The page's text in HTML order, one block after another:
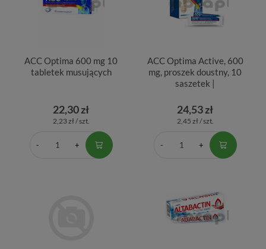
ACC Optima 600 mg 10
tabletek musujących
22,30 zł
2,23 zł / szt.
ACC Optima Active, 600
mg, proszek doustny, 10
saszetek |
24,53 zł
2,45 zł / szt.